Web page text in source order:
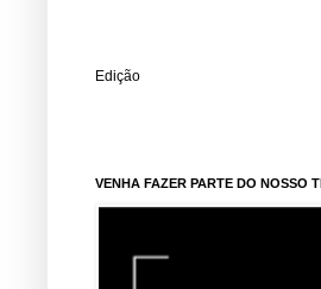
Edição
VENHA FAZER PARTE DO NOSSO